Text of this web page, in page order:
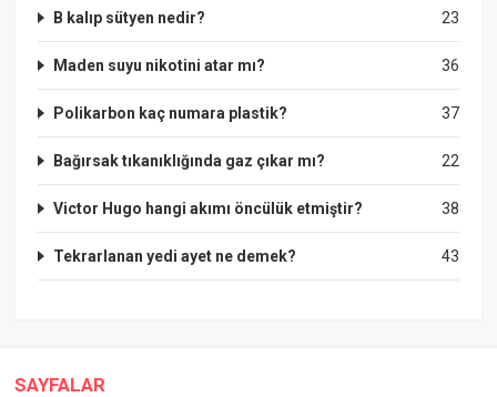
23
B kalıp sütyen nedir?
36
Maden suyu nikotini atar mı?
37
Polikarbon kaç numara plastik?
22
Bağırsak tıkanıklığında gaz çıkar mı?
38
Victor Hugo hangi akımı öncülük etmiştir?
43
Tekrarlanan yedi ayet ne demek?
SAYFALAR